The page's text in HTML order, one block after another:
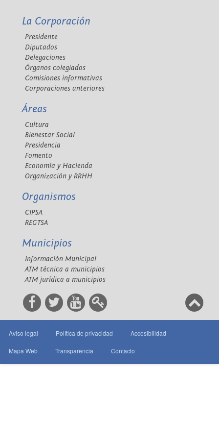
La Corporación
Presidente
Diputados
Delegaciones
Órganos colegiados
Comisiones informativas
Corporaciones anteriores
Áreas
Cultura
Bienestar Social
Presidencia
Fomento
Economía y Hacienda
Organización y RRHH
Organismos
CIPSA
REGTSA
Municipios
Información Municipal
ATM técnica a municipios
ATM jurídica a municipios
Aviso legal Política de privacidad Accesibilidad
Mapa Web Transparencia Contacto